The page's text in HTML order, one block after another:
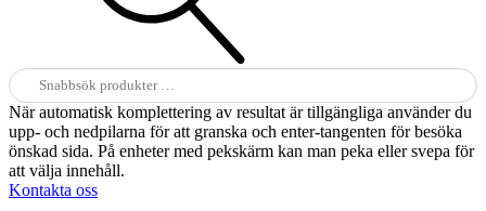
Sök
efter:
När automatisk komplettering av resultat är tillgängliga använder du
upp- och nedpilarna för att granska och enter-tangenten för besöka
önskad sida. På enheter med pekskärm kan man peka eller svepa för
att välja innehåll.
Kontakta oss